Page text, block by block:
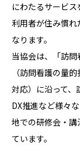
にわたるサービス
利用者が住み慣
なります。
当協会は、「訪
（訪問看護の量
対応）に沿って、
DX推進など様々
地での研修会・講
ています。